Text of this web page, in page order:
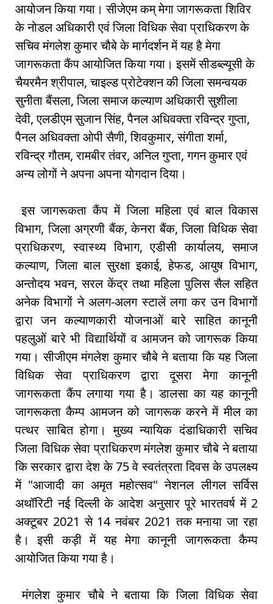
आयोजन किया गया। सीजेएम कम् मेगा जागरूकता शिविर
के नोडल अधिकारी एवं जिला विधिक सेवा प्राधिकरण के
सचिव मंगलेश कुमार चौबे के मार्गदर्शन में यह है मेगा
जागरूकता कैंप आयोजित किया गया। इसमें सीडब्ल्यूसी के
चैयरमैन श्रीपाल, चाइल्ड प्रोटेक्शन की जिला समन्वयक
सुनीता बैंसला, जिला समाज कल्याण अधिकारी सुशीला
देवी, एलडीएम सुजान सिंह, पैनल अधिवक्ता रविन्द्र गुप्ता,
पैनल अधिवक्ता ओपी सैणी, शिवकुमार, संगीता शर्मा,
रविन्द्र गौतम, रामबीर तंवर, अनिल गुप्ता, गगन कुमार एवं
अन्य लोगों ने अपना अपना योगदान दिया।
इस जागरूकता कैंप में जिला महिला एवं बाल विकास
विभाग, जिला अग्रणी बैंक, केनरा बैंक, जिला विधिक सेवा
प्राधिकरण, स्वास्थ्य विभाग, एडीसी कार्यालय, समाज
कल्याण, जिला बाल सुरक्षा इकाई, हेफड, आयुष विभाग,
अन्तोदय भवन, सरल केंद्र तथा महिला पुलिस सैल सहित
अनेक विभागों ने अलग-अलग स्टालें लगा कर उन विभागों
द्वारा जन कल्याणकारी योजनाओं बारे साहित कानूनी
पहलुओं बारे भी विद्यार्थियों व आमजन को जागरूक किया
गया। सीजीएम मंगलेश कुमार चौबे ने बताया कि यह जिला
विधिक सेवा प्राधिकरण द्वारा दूसरा मेगा कानूनी
जागरूकता कैंप लगाया गया है। डालसा का यह कानूनी
जागरूकता कैम्प आमजन को जागरूक करने में मील का
पत्थर साबित होगा। मुख्य न्यायिक दंडाधिकारी सचिव
जिला विधिक सेवा प्राधिकरण मंगलेश कुमार चौबे ने बताया
कि सरकार द्वारा देश के 75 वे स्वतंत्रता दिवस के उपलक्ष्य
में "आजादी का अमृत महोत्सव" नेशनल लीगल सर्विस
अथॉरिटी नई दिल्ली के आदेश अनुसार पूरे भारतवर्ष में 2
अक्टूबर 2021 से 14 नवंबर 2021 तक मनाया जा रहा
है। इसी कड़ी में यह मेगा कानूनी जागरूकता कैम्प
आयोजित किया गया है।
मंगलेश कुमार चौबे ने बताया कि जिला विधिक सेवा